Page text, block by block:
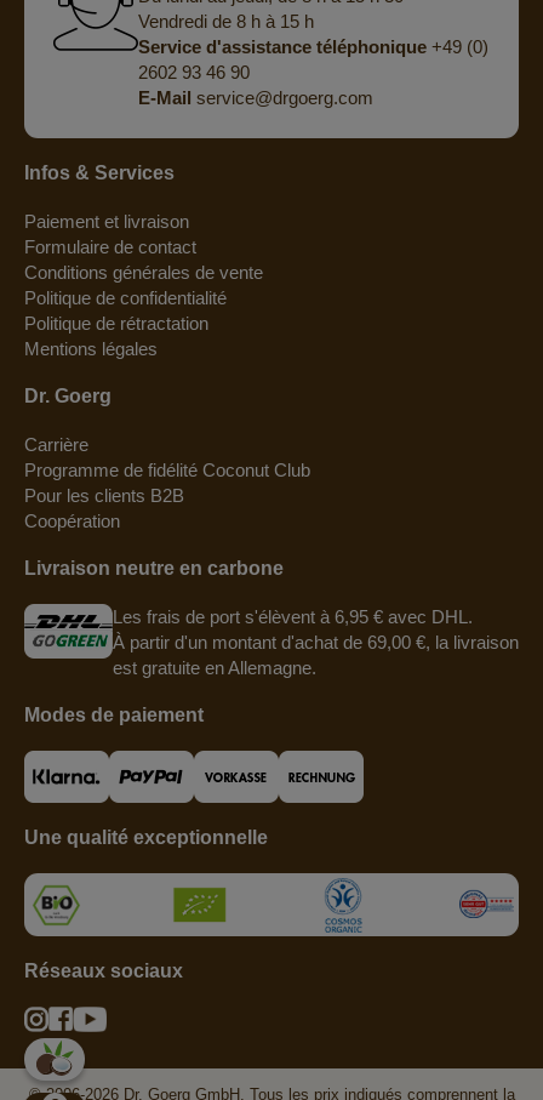
Vendredi de 8 h à 15 h
Service d'assistance téléphonique+49 (0)
2602 93 46 90
E-Mail service@drgoerg.com
Infos & Services
Paiement et livraison
Formulaire de contact
Conditions générales de vente
Politique de confidentialité
Politique de rétractation
Mentions légales
Dr. Goerg
Carrière
Programme de fidélité Coconut Club
Pour les clients B2B
Coopération
Livraison neutre en carbone
Les frais de port s'élèvent à 6,95 € avec DHL.
À partir d'un montant d'achat de 69,00 €, la livraison
est gratuite en Allemagne.
Modes de paiement
Une qualité exceptionnelle
Réseaux sociaux
© 2006-2026 Dr. Goerg GmbH. Tous les prix indiqués comprennent la